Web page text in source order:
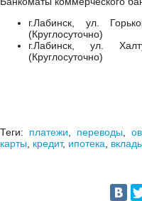
г.Лабинск, ул.
(Круглосуточно)
г.Лабинск, ул.
(Круглосуточно)
Теги: платежи переводы
карты кредит, ипотека